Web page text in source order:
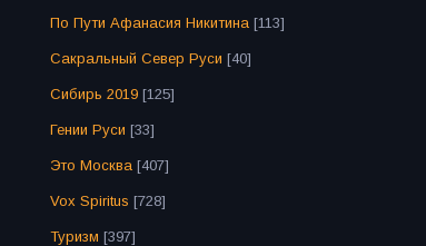
По Пути Афанасия Никитина [113]
Сакральный Север Руси [40]
Сибирь 2019 [125]
Гении Руси [33]
Это Москва [407]
Vox Spiritus [728]
Туризм [397]